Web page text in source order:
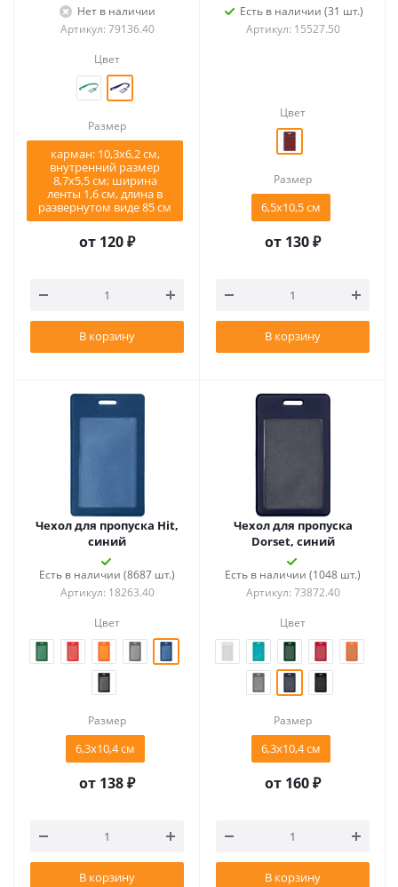
Нет в наличии
Артикул: 79136.40
Цвет
Размер
карман: 10,3х6,2 см,
внутренний размер
8,7х5,5 см; ширина
ленты 1,6 см, длина в
развернутом виде 85 см
от 120 ₽
В корзину
Есть в наличии (31 шт.)
Артикул: 15527.50
Цвет
Размер
6,5х10,5 см
от 130 ₽
В корзину
Чехол для пропуска Hit,
синий
Есть в наличии (8687 шт.)
Артикул: 18263.40
Цвет
Размер
6,3х10,4 см
от 138 ₽
В корзину
Чехол для пропуска
Dorset, синий
Есть в наличии (1048 шт.)
Артикул: 73872.40
Цвет
Размер
6,3х10,4 см
от 160 ₽
В корзину